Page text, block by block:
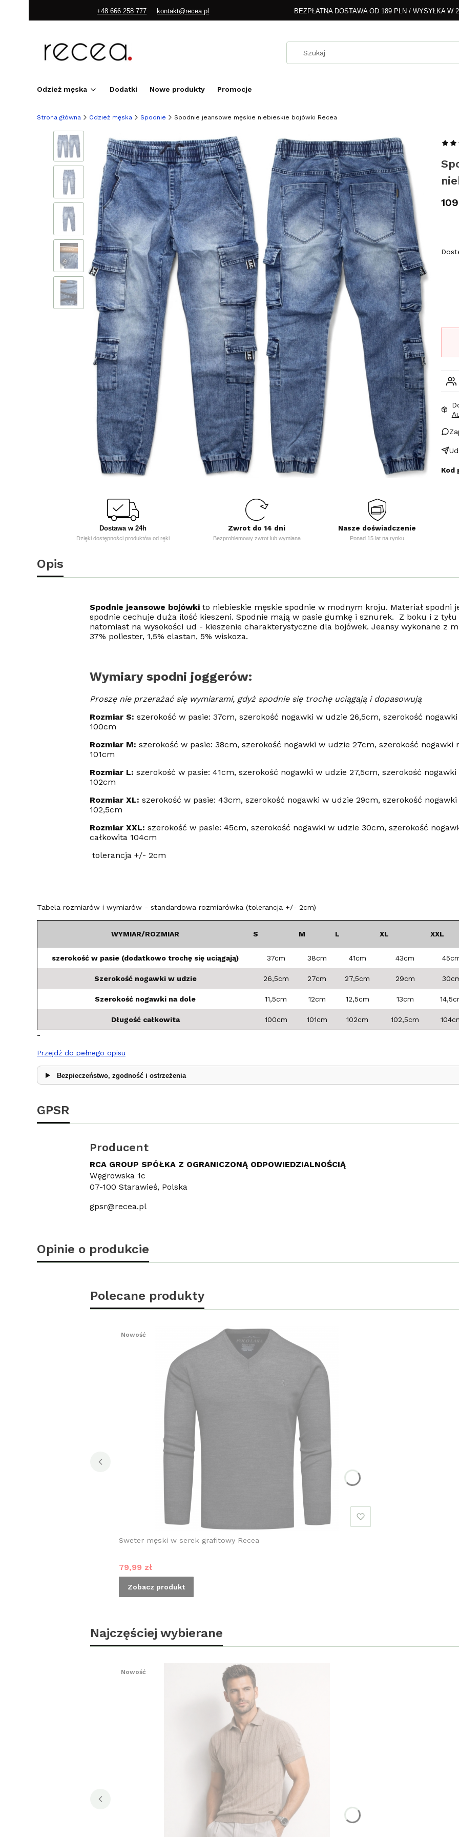
+48 666 258 777 kontakt@recea.pl BEZPŁATNA DOSTAWA OD 189 PLN / WYSYŁKA W
Odzież męska Dodatki Nowe produkty Promocje
Strona główna Odzież męska Spodnie Spodnie jeansowe męskie niebieskie bojówki Recea
Dostawa w 24h
Dzięki dostępności produktów od ręki
Zwrot do 14 dni
Bezproblemowy zwrot lub wymiana
Nasze doświadczenie
Ponad 15 lat na rynku
Kod
Opis
Spodnie jeansowe bojówki to niebieskie męskie spodnie w modnym kroju. Materiał spodni
spodnie cechuje duża ilość kieszeni. Spodnie mają w pasie gumkę i sznurek. Z boku i z
natomiast na wysokości ud - kieszenie charakterystyczne dla bojówek. Jeansy wykonane z
37% poliester, 1,5% elastan, 5% wiskoza.
Wymiary spodni joggerów:
Proszę nie przerażać się wymiarami, gdyż spodnie się trochę uciągają i dopasowują
Rozmiar S: szerokość w pasie: 37cm, szerokość nogawki w udzie 26,5cm, szerokość
100cm
Rozmiar M: szerokość w pasie: 38cm, szerokość nogawki w udzie 27cm, szerokość nogawki
101cm
Rozmiar L: szerokość w pasie: 41cm, szerokość nogawki w udzie 27,5cm, szerokość nogawki
102cm
Rozmiar XL: szerokość w pasie: 43cm, szerokość nogawki w udzie 29cm, szerokość
102,5cm
Rozmiar XXL: szerokość w pasie: 45cm, szerokość nogawki w udzie 30cm, szerokość
całkowita 104cm
tolerancja +/- 2cm
Tabela rozmiarów i wymiarów - standardowa rozmiarówka (tolerancja +/- 2cm)
WYMIAR/ROZMIAR S M L XL XXL
szerokość w pasie (dodatkowo trochę się uciągają) 37cm 38cm 41cm 43cm
Szerokość nogawki w udzie 26,5cm 27cm 27,5cm 29cm
Szerokość nogawki na dole 11,5cm 12cm 12,5cm 13cm
Długość całkowita 100cm 101cm 102cm 102,5cm
-
Przejdź do pełnego opisu
Bezpieczeństwo, zgodność i ostrzeżenia
GPSR
Producent
RCA GROUP SPÓŁKA Z OGRANICZONĄ ODPOWIEDZIALNOŚCIĄ
Węgrowska 1c
07-100 Starawieś, Polska
gpsr@recea.pl
Opinie o produkcie
Polecane produkty
Nowość
Sweter męski w serek grafitowy Recea
Cena promocyjna
79,99 zł
Zobacz produkt
Najczęściej wybierane
Nowość